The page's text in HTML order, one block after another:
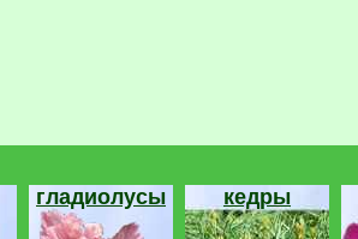
гладиолусы кедры